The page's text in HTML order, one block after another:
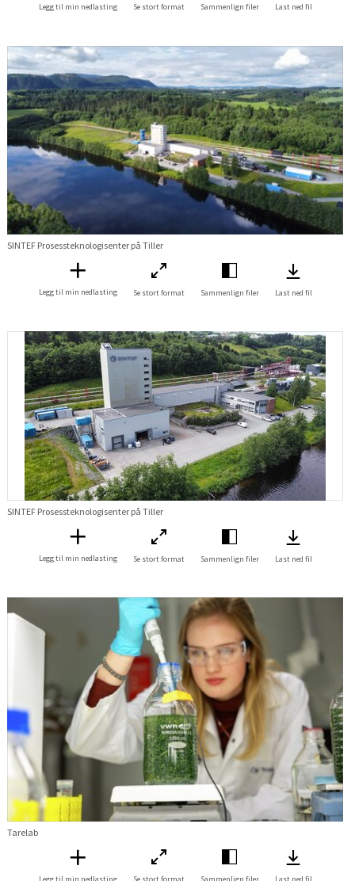
Legg til min nedlasting Se stort format Sammenlign filer Last ned fil
SINTEF Prosessteknologisenter på Tiller
Legg til min nedlasting Se stort format Sammenlign filer Last ned fil
SINTEF Prosessteknologisenter på Tiller
Legg til min nedlasting Se stort format Sammenlign filer Last ned fil
Tarelab
Legg til min nedlasting